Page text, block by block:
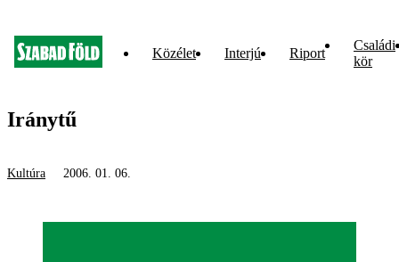
Közélet Interjú Riport
Családi
kör
Iránytű
Kultúra 2006. 01. 06.